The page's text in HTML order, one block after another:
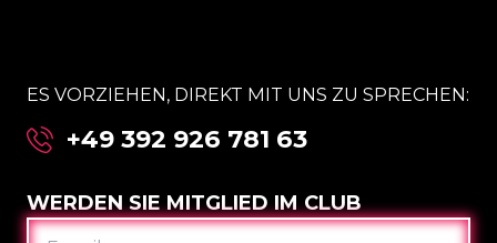
ES VORZIEHEN, DIREKT MIT UNS ZU SPRECHEN:
+49 392 926 781 63
WERDEN SIE MITGLIED IM CLUB
E-